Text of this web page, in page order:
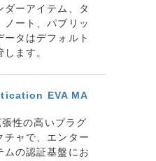
ダーアイテム、タ
ノート、パブリッ
ータはデフォルト
ます。
EVA MA
性の高いプラグ
チャで、エンター
ムの認証基盤にお